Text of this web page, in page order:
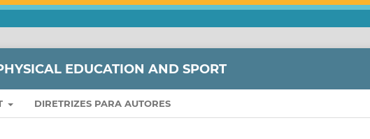
EDUCATION AND SPORT
DIRETRIZES PARA AUTORES